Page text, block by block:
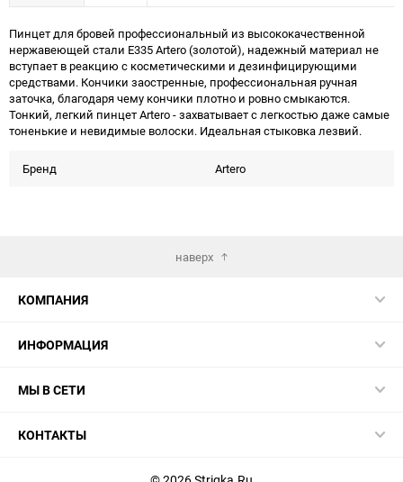
Пинцет для бровей профессиональный из высококачественной
нержавеющей стали E335 Artero (золотой), надежный материал не
вступает в реакцию с косметическими и дезинфицирующими
средствами. Кончики заостренные, профессиональная ручная
заточка, благодаря чему кончики плотно и ровно смыкаются.
Тонкий, легкий пинцет Artero - захватывает с легкостью даже самые
тоненькие и невидимые волоски. Идеальная стыковка лезвий.
Бренд Artero
наверх
КОМПАНИЯ
ИНФОРМАЦИЯ
МЫ В СЕТИ
КОНТАКТЫ